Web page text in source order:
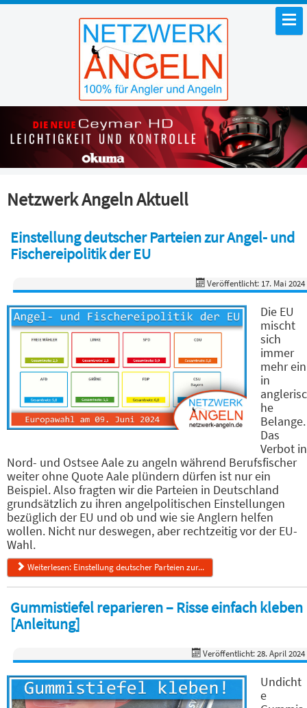
Netzwerk Angeln Aktuell
Einstellung deutscher Parteien zur Angel- und
Fischereipolitik der EU
Veröffentlicht: 17. Mai 2024
Die EU
mischt
sich
immer
mehr ein
in
anglerisc
he
Belange.
Das
Verbot in
Nord- und Ostsee Aale zu angeln während Berufsfischer
weiter ohne Quote Aale plündern dürfen ist nur ein
Beispiel. Also fragten wir die Parteien in Deutschland
grundsätzlich zu ihren angelpolitischen Einstellungen
bezüglich der EU und ob und wie sie Anglern helfen
wollen. Nicht nur deswegen, aber rechtzeitig vor der EU-
Wahl.
Weiterlesen: Einstellung deutscher Parteien zur...
Gummistiefel reparieren – Risse einfach kleben
[Anleitung]
Veröffentlicht: 28. April 2024
Undicht
e